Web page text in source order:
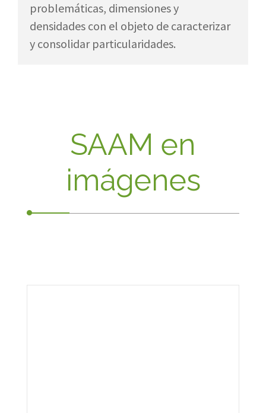
problemáticas, dimensiones y
densidades con el objeto de caracterizar
y consolidar particularidades.
SAAM en
imágenes